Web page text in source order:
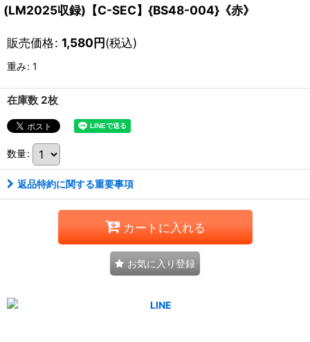
(LM2025収録)【C-SEC】{BS48-004}《赤》
販売価格: 1,580円(税込)
重み: 1
在庫数 2枚
数量:
返品特約に関する重要事項
カートに入れる
お気に入り登録